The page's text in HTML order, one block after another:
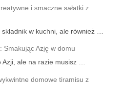
i smaczne sałatki z
w kuchni, ale również …
Smakując Azję w domu
Azji, ale na razie musisz …
domowe tiramisu z